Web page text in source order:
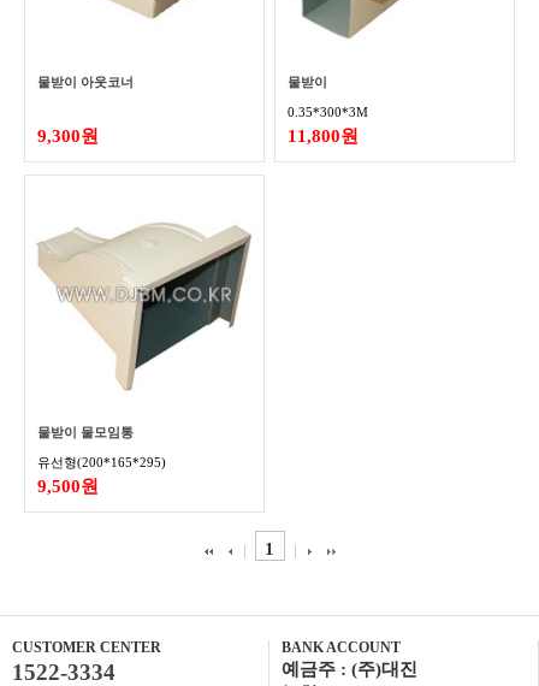
물받이 아웃코너
9,300원
물받이
0.35*300*3M
11,800원
물받이 물모임통
유선형(200*165*295)
9,500원
1
CUSTOMER CENTER
1522-3334
BANK ACCOUNT
예금주 : (주)대진